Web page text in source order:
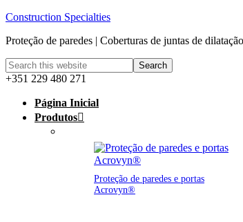
Construction Specialties
Proteção de paredes | Coberturas de juntas de
+351 229 480 271
Página Inicial
Produtos
Proteção de paredes e portas
Acrovyn®